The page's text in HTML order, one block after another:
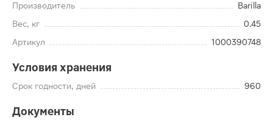
Производитель
Barilla
Вес, кг
0.45
Артикул
1000390748
Условия хранения
Срок годности, дней 960
Документы